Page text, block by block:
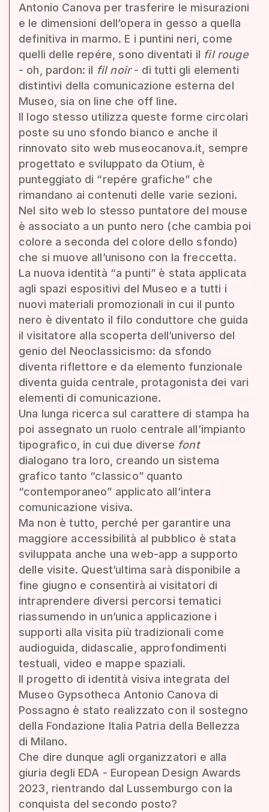
Antonio Canova per trasferire le misurazioni
e le dimensioni dell’opera in gesso a quella
definitiva in marmo. E i puntini neri, come
quelli delle repére, sono diventati il fil rouge
- oh, pardon: il fil noir- di tutti gli elementi
distintivi della comunicazione esterna del
Museo, sia on line che off line.
Il logo stesso utilizza queste forme circolari
poste su uno sfondo bianco e anche il
rinnovato sito web museocanova.it, sempre
progettato e sviluppato da Otium, è
punteggiato di “repére grafiche” che
rimandano ai contenuti delle varie sezioni.
Nel sito web lo stesso puntatore del mouse
è associato a un punto nero (che cambia poi
colore a seconda del colore dello sfondo)
che si muove all’unisono con la freccetta.
La nuova identità “a punti” è stata applicata
agli spazi espositivi del Museo e a tutti i
nuovi materiali promozionali in cui il punto
nero è diventato il filo conduttore che guida
il visitatore alla scoperta dell’universo del
genio del Neoclassicismo: da sfondo
diventa riflettore e da elemento funzionale
diventa guida centrale, protagonista dei vari
elementi di comunicazione.
Una lunga ricerca sul carattere di stampa ha
poi assegnato un ruolo centrale all’impianto
tipografico, in cui due diverse font
dialogano tra loro, creando un sistema
grafico tanto “classico” quanto
“contemporaneo” applicato all’intera
comunicazione visiva.
Ma non è tutto, perché per garantire una
maggiore accessibilità al pubblico è stata
sviluppata anche una web-app a supporto
delle visite. Quest’ultima sarà disponibile a
fine giugno e consentirà ai visitatori di
intraprendere diversi percorsi tematici
riassumendo in un’unica applicazione i
supporti alla visita più tradizionali come
audioguida, didascalie, approfondimenti
testuali, video e mappe spaziali.
Il progetto di identità visiva integrata del
Museo Gypsotheca Antonio Canova di
Possagno è stato realizzato con il sostegno
della Fondazione Italia Patria della Bellezza
di Milano.
Che dire dunque agli organizzatori e alla
giuria degli EDA - European Design Awards
2023, rientrando dal Lussemburgo con la
conquista del secondo posto?